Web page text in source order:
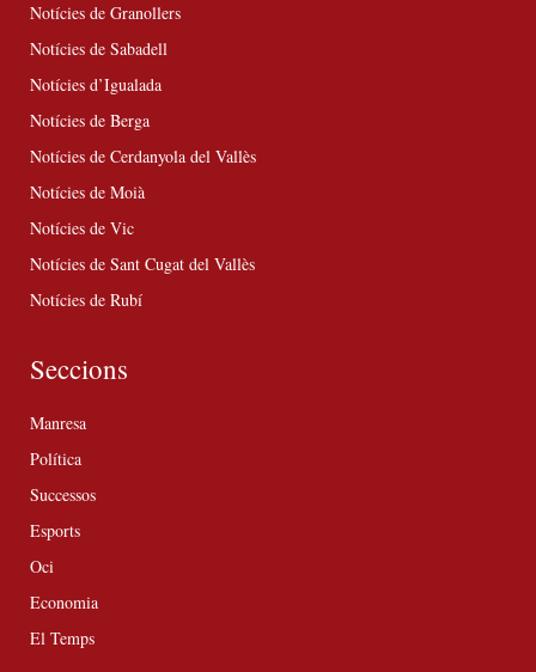
Notícies de Granollers
Notícies de Sabadell
Notícies d’Igualada
Notícies de Berga
Notícies de Cerdanyola del Vallès
Notícies de Moià
Notícies de Vic
Notícies de Sant Cugat del Vallès
Notícies de Rubí
Seccions
Manresa
Política
Successos
Esports
Oci
Economia
El Temps